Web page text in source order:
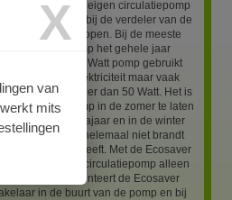
X
van
mits
heeft een eigen circulatiepomp
is gemonteerd bij de verdeler van de
door de vloer lopen. Bij de meeste
draait deze pomp het gehele jaar
en nacht. Een 50 Watt pomp gebruikt
440 kWh aan elektriciteit maar vaak
ze nog (veel) meer dan 50 Watt. Het is
om die pomp in de zomer te laten
in het voor- en najaar en in de winter
dat de ketel helemaal niet brandt
geen warmte geeft. Met de Ecosaver
draait de circulatiepomp alleen
dat nodig is. U monteert de Ecosaver
in de buurt van de pomp en bij